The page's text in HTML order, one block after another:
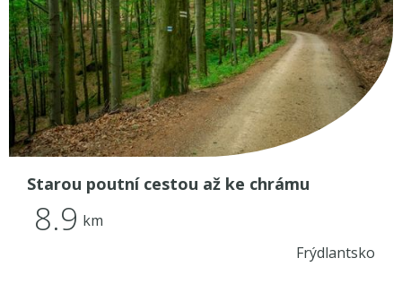
Starou poutní cestou až ke chrámu
8.9 km
Frýdlantsko